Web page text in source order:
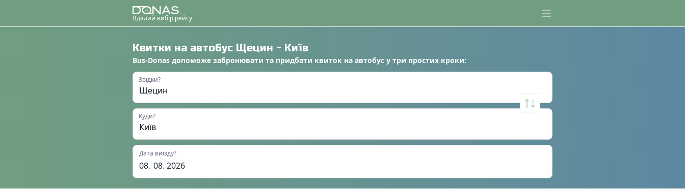
Вдалий вибір рейсу
Квитки на автобус Щецин - Київ
Bus-Donas допоможе забронювати та придбати квиток на автобус у три простих кроки:
Звідки?
Куди?
Дата виїзду?
08. 08. 2026